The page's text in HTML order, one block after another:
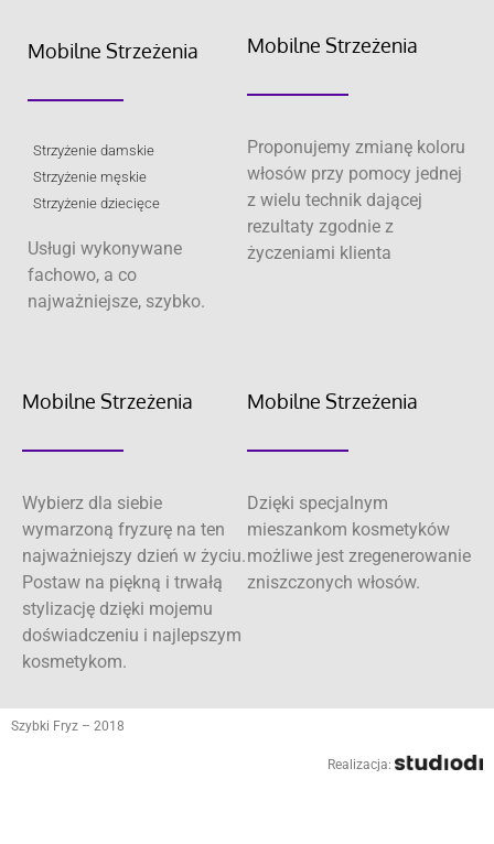
Mobilne Strzeżenia
Strzyżenie damskie
Strzyżenie męskie
Strzyżenie dziecięce
Usługi wykonywane
fachowo, a co
najważniejsze, szybko.
Mobilne Strzeżenia
Proponujemy zmianę koloru
włosów przy pomocy jednej
z wielu technik dającej
rezultaty zgodnie z
życzeniami klienta
Mobilne Strzeżenia
Wybierz dla siebie
wymarzoną fryzurę na ten
najważniejszy dzień w życiu.
Postaw na piękną i trwałą
stylizację dzięki mojemu
doświadczeniu i najlepszym
kosmetykom.
Mobilne Strzeżenia
Dzięki specjalnym
mieszankom kosmetyków
możliwe jest zregenerowanie
zniszczonych włosów.
Szybki Fryz – 2018
Realizacja: